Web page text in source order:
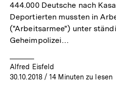
444.000 Deutsche nach
Deportierten mussten in
("Arbeitsarmee") unter
Geheimpolizei…
Alfred Eisfeld
30.10.2018/ 14 Minuten zu lesen